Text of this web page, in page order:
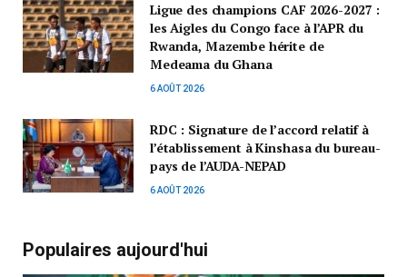
Ligue des champions CAF 2026-2027 :
les Aigles du Congo face à l’APR du
Rwanda, Mazembe hérite de
Medeama du Ghana
6 AOÛT 2026
RDC : Signature de l’accord relatif à
l’établissement à Kinshasa du bureau-
pays de l’AUDA-NEPAD
6 AOÛT 2026
Populaires aujourd'hui